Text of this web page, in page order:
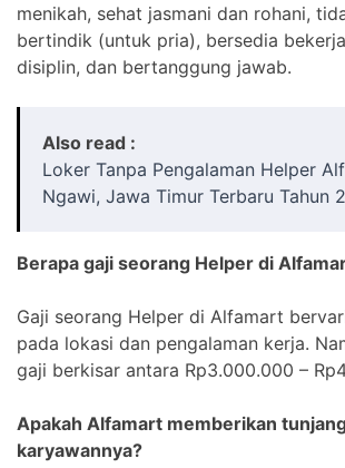
menikah, sehat jasmani dan rohani,
bertindik (untuk pria), bersedia
disiplin, dan bertanggung jawab.
Also read :
Loker Tanpa Pengalaman Helper
Ngawi, Jawa Timur Terbaru Tahun
Berapa gaji seorang Helper di
Gaji seorang Helper di Alfamart
pada lokasi dan pengalaman kerja.
gaji berkisar antara Rp3.000.000 –
Apakah Alfamart memberikan
karyawannya?